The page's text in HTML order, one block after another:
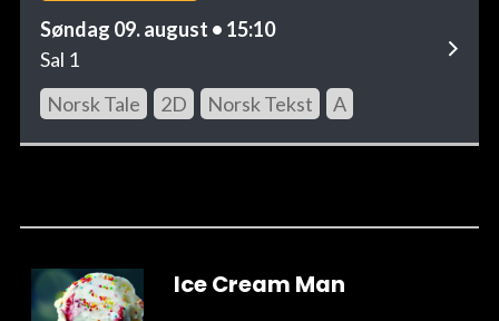
Søndag 09. august • 15:10
Sal 1
Norsk Tale
2D Norsk Tekst A
Ice Cream Man